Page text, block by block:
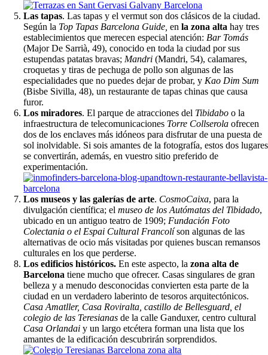
Las tapas. Las tapas y el vermut son dos clásicos de la ciudad.
Según la Top Tapas Barcelona Guide, enla zona alta hay tres
establecimientos que merecen especial atención: Bar Tomás
(Major De Sarrià, 49), conocido en toda la ciudad por sus
estupendas patatas bravas; Mandri (Mandri, 54), calamares,
croquetas y tiras de pechuga de pollo son algunas de las
especialidades que no puedes dejar de probar, y Kao Dim Sum
(Bisbe Sivilla, 48), un restaurante de tapas chinas que causa
furor.
Los miradores. El parque de atracciones del Tibidabo o la
infraestructura de telecomunicaciones Torre Collserola ofrecen
dos de los enclaves más idóneos para disfrutar de una puesta de
sol inolvidable. Si sois amantes de la fotografía, estos dos lugares
se convertirán, además, en vuestro sitio preferido de
experimentación.
Los museos y las galerías de arte. CosmoCaixa, para la
divulgación científica; elmuseo de los Autómatas del Tibidado,
ubicado en un antiguo teatro de 1909; Fundación Foto
Colectania o el Espai Cultural Francolíson algunas de las
alternativas de ocio más visitadas por quienes buscan remansos
culturales en los que perderse.
Los edificios históricos. En este aspecto, lazona alta de
Barcelona tiene mucho que ofrecer. Casas singulares de gran
belleza y a menudo desconocidas convierten esta parte de la
ciudad en un verdadero laberinto de tesoros arquitectónicos.
Casa Amatller, Casa Roviralta, castillo de Bellesguard, el
colegio de las Teresianasde la calle Ganduxer, centro cultural
Casa Orlandai y un largo etcétera forman una lista que los
amantes de la edificación descubrirán sorprendidos.